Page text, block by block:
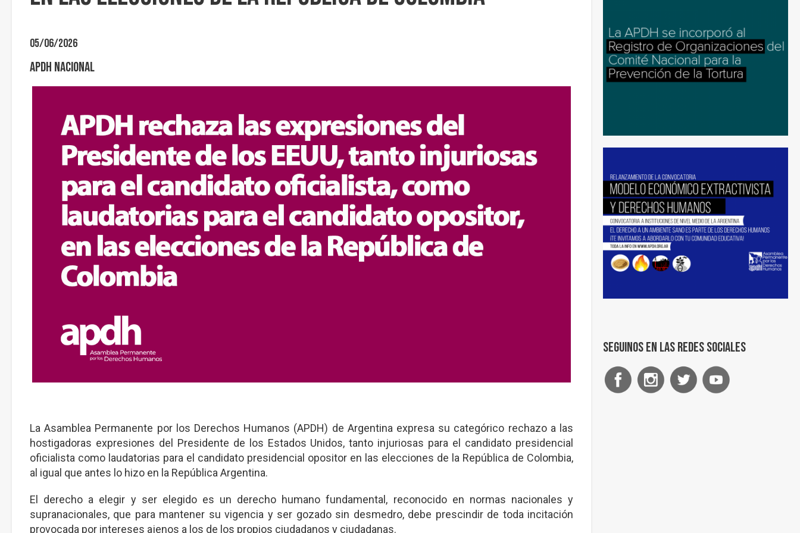
05/06/2026
APDH Nacional
La Asamblea Permanente por los Derechos Humanos (APDH) de Argentina expresa su categórico rechazo a las
hostigadoras expresiones del Presidente de los Estados Unidos, tanto injuriosas para el candidato presidencial
oficialista como laudatorias para el candidato presidencial opositor en las elecciones de la República de Colombia,
al igual que antes lo hizo en la República Argentina.
El derecho a elegir y ser elegido es un derecho humano fundamental, reconocido en normas nacionales y
supranacionales, que para mantener su vigencia y ser gozado sin desmedro, debe prescindir de toda incitación
provocada por intereses ajenos a los de los propios ciudadanos y ciudadanas.
Seguinos en las redes sociales